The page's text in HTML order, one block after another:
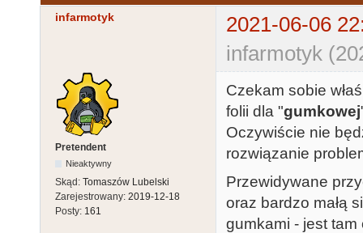
infarmotyk
2021-06-06
infarmotyk
Pretendent
Nieaktywny
Skąd: Tomaszów Lubelski
Zarejestrowany: 2019-12-18
Posty: 161
Czekam sobie
folii dla "gumkowej
Oczywiście nie
rozwiązanie
Przewidywane
oraz bardzo małą
gumkami - jest tam